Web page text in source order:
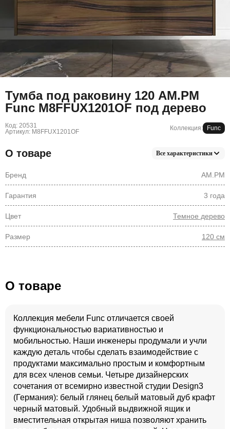
Тумба под раковину 120 AM.PM
Func M8FFUX1201OF под дерево
Код: 20531
Артикул: M8FFUX1201OF
Коллекция: Func
О товаре Все характеристики
Бренд AM.PM
Гарантия 3 года
Цвет Темное дерево
Размер 120 см
О товаре
Коллекция мебели Func отличается своей
функциональностью вариативностью и
мобильностью. Наши инженеры продумали и учли
каждую деталь чтобы сделать взаимодействие с
продуктами максимально простым и комфортным
для всех членов семьи. Четыре дизайнерских
сочетания от всемирно известной студии Design3
(Германия): белый глянец белый матовый дуб крафт
черный матовый. Удобный выдвижной ящик и
вместительная открытая ниша позволяют хранить